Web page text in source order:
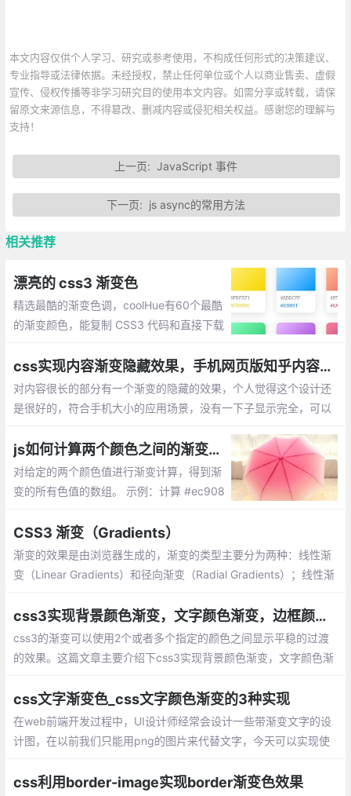
本文内容仅供个人学习、研究或参考使用，不构成任何形式的决策建议、
专业指导或法律依据。未经授权，禁止任何单位或个人以商业售卖、虚假
宣传、侵权传播等非学习研究目的使用本文内容。如需分享或转载，请保
留原文来源信息，不得篡改、删减内容或侵犯相关权益。感谢您的理解与
支持！
上一页:JavaScript 事件
下一页: js async的常用方法
相关推荐
漂亮的 css3 渐变色
精选最酷的渐变色调，coolHue有60个最酷
的渐变颜色，能复制 CSS3 代码和直接下载
css实现内容渐变隐藏效果，手机网页版知乎内容隐藏效果的实现
对内容很长的部分有一个渐变的隐藏的效果，个人觉得这个设计还
是很好的，符合手机大小的应用场景，没有一下子显示完全，可以
好，对整个页面有一个大概的预览，强迫症会感觉很爽。
js如何计算两个颜色之间的渐变色值？
对给定的两个颜色值进行渐变计算，得到渐
变的所有色值的数组。 示例：计算 #ec908
为 100
CSS3 渐变（Gradients）
渐变的效果是由浏览器生成的，渐变的类型主要分为两种：线性渐
变（Linear Gradients）和径向渐变（Radial Gradients）；线性渐
css3实现背景颜色渐变，文字颜色渐变，边框颜色渐变
css3的渐变可以使用2个或者多个指定的颜色之间显示平稳的过渡
的效果。这篇文章主要介绍下css3实现背景颜色渐变，文字颜色渐
css文字渐变色_css文字颜色渐变的3种实现
在web前端开发过程中，UI设计师经常会设计一些带渐变文字的设
计图，在以前我们只能用png的图片来代替文字，今天可以实现使
css利用border-image实现border渐变色效果